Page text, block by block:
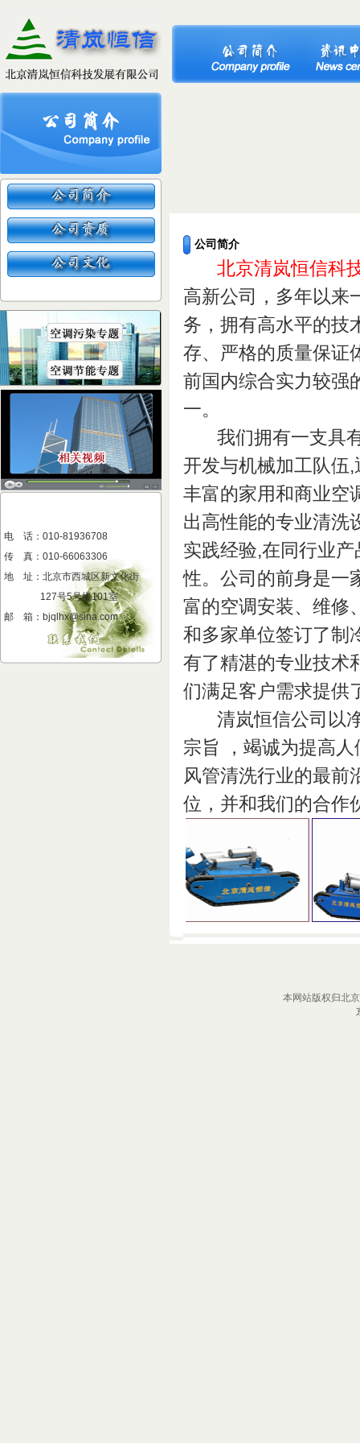
电 话：010-81936708
传 真 ： 010-66063306
地 址 ： 北京市西城区新文化街
127号5号楼101室
邮 箱：bjqlhx@sina.com
公司简介
北京清岚恒信科
高新公司，多年以来
务，拥有高水平的技
存、严格的质量保证
前国内综合实力较强
一。
我们拥有一支具有
开发与机械加工队伍
丰富的家用和商业空
出高性能的专业清洗
实践经验,在同行业
性。公司的前身是一
富的空调安装、维修
和多家单位签订了制
有了精湛的专业技术
们满足客户需求提供
清岚恒信公司以净
宗旨 ，竭诚为提高
风管清洗行业的最前
位，并和我们的合作
本网站版权归北